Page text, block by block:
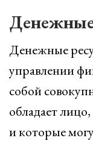
Денежные
управлении
собой
обладает
и которые